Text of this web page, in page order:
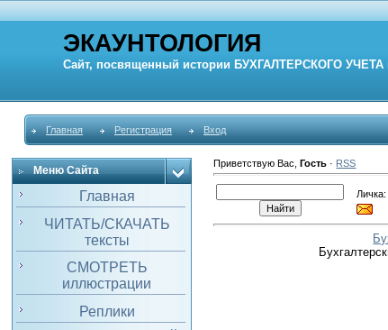
ЭКАУНТОЛОГИЯ
Сайт, посвященный истории БУХГАЛТЕРСКОГО УЧЕТА
Главная Регистрация Вход
Меню Сайта
Главная
ЧИТАТЬ/СКАЧАТЬ
тексты
СМОТРЕТЬ
иллюстрации
Реплики
Приветствую Вас ,Гость · RSS
Личка: